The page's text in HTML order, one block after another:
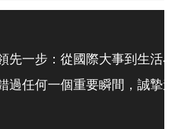
先一步：從國際大事到生活
過任何一個重要瞬間，誠摯